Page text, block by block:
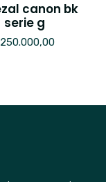
canon bk
serie g